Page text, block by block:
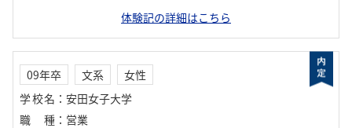
体験記の詳細はこちら
09年卒 文系
女性
学校名 ： 安田女子大学
職種 ： 営業